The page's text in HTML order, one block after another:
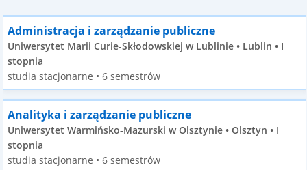
Administracja i zarządzanie publiczne
Uniwersytet Marii Curie-Skłodowskiej w Lublinie • Lublin • I
stopnia
studia stacjonarne • 6 semestrów
Analityka i zarządzanie publiczne
Uniwersytet Warmińsko-Mazurski w Olsztynie • Olsztyn • I
stopnia
studia stacjonarne • 6 semestrów